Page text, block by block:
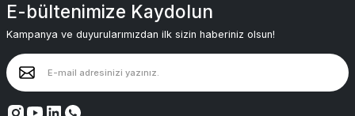
E-bültenimize Kaydolun
Kampanya ve duyurularımızdan ilk sizin haberiniz olsun!